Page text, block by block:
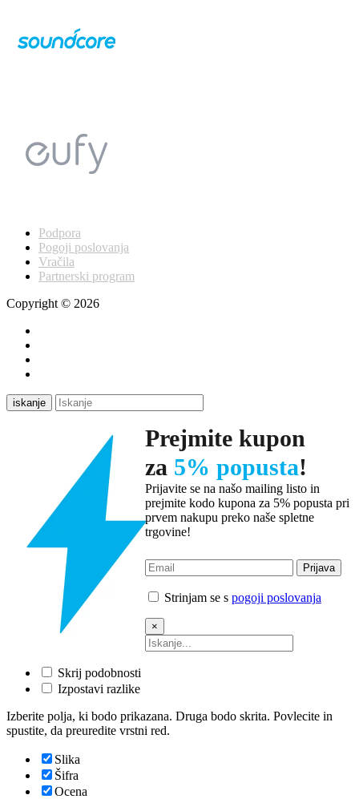
Podpora
Pogoji poslovanja
Vračila
Partnerski program
Copyright © 2026
iskanje
Prejmite kupon
za 5% popusta!
Prijavite se na našo mailing listo in
prejmite kodo kupona za 5% popusta pri
prvem nakupu preko naše spletne
trgovine!
Strinjam se s pogoji poslovanja
×
Skrij podobnosti
Izpostavi razlike
Izberite polja, ki bodo prikazana. Druga bodo skrita. Povlecite in
spustite, da preuredite vrstni red.
Slika
Šifra
Ocena